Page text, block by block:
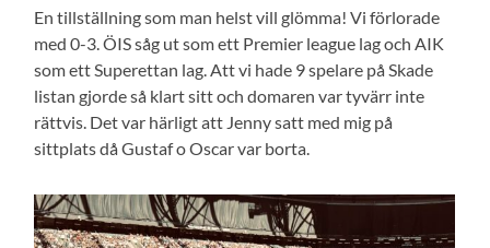
En tillställning som man helst vill glömma! Vi förlorade
med 0-3. ÖIS såg ut som ett Premier league lag och AIK
som ett Superettan lag. Att vi hade 9 spelare på Skade
listan gjorde så klart sitt och domaren var tyvärr inte
rättvis. Det var härligt att Jenny satt med mig på
sittplats då Gustaf o Oscar var borta.